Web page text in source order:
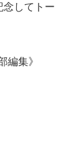
念してトー
編集》